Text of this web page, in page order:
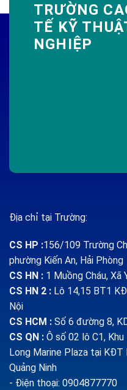
TRƯỜNG
TẾ KỸ
NGHIỆP
Địa chỉ tại Trường:
CS HP :156/109 Trường
phường Kiến An, Hải Phòng
CS HN : 1 Muồng Cháu, Xã
CS HN 2 : Lô 14,15 BT1
Nội
CS HCM : Số 6 đường 8,
CS QN : Ô số 02 lô C1,
Long Marine Plaza tại KĐT
Quảng Ninh
- Điện thoại: 0904877770